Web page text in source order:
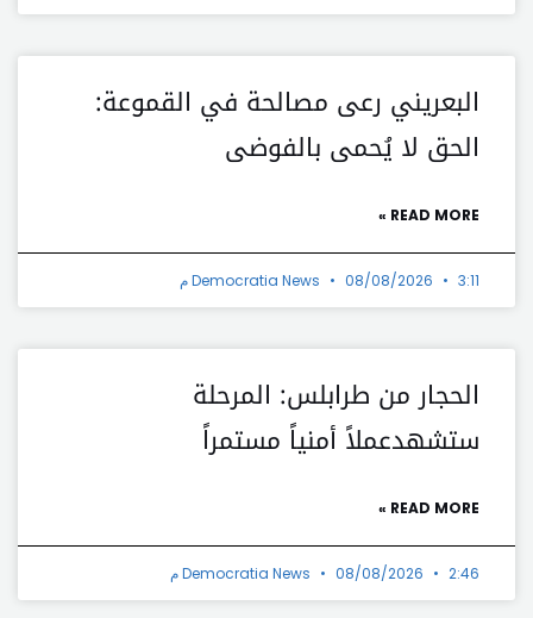
البعريني رعى مصالحة في القموعة:
الحق لا يُحمى بالفوضى
READ MORE »
Democratia News 08/08/2026 3:11 م
الحجار من طرابلس: المرحلة
ستشهدعملاً أمنياً مستمراً
READ MORE »
Democratia News 08/08/2026 2:46 م